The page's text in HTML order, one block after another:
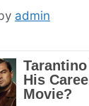
admin